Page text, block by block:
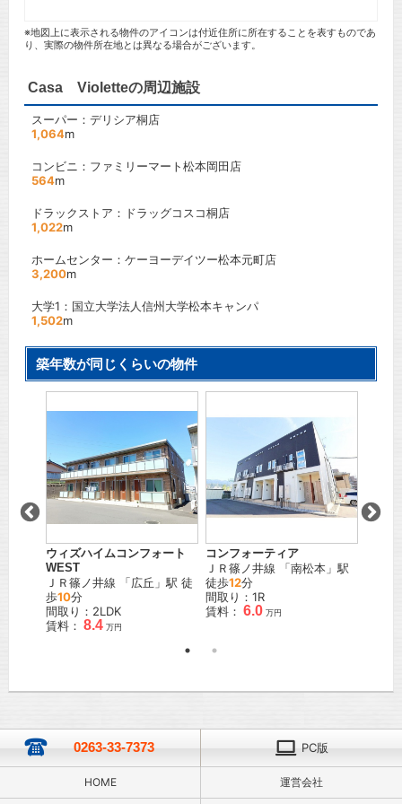
※地図上に表示される物件のアイコンは付近住所に所在することを表すものであ
り、実際の物件所在地とは異なる場合がございます。
Casa Violetteの周辺施設
スーパー：デリシア桐店
1,064m
コンビニ：ファミリーマート松本岡田店
564m
ドラックストア：ドラッグコスコ桐店
1,022m
ホームセンター：ケーヨーデイツー松本元町店
3,200m
大学1：国立大学法人信州大学松本キャンパ
1,502m
築年数が同じくらいの物件
ウィズハイムコンフォート
WEST
ＪＲ篠ノ井線 「広丘 」駅 徒
歩10分
間取り：2LDK
賃料： 8.4 万円
コンフォーティア
ＪＲ篠ノ井線 「南松本 」駅
徒歩12分
間取り：1R
賃料： 6.0 万円
0263-33-7373 PC版
HOME 運営会社